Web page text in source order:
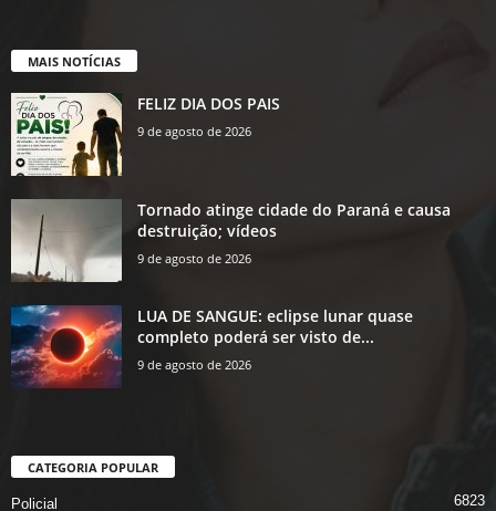
MAIS NOTÍCIAS
FELIZ DIA DOS PAIS
9 de agosto de 2026
Tornado atinge cidade do Paraná e causa
destruição; vídeos
9 de agosto de 2026
LUA DE SANGUE: eclipse lunar quase
completo poderá ser visto de...
9 de agosto de 2026
CATEGORIA POPULAR
Policial 6823